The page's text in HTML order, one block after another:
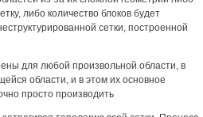
либо количество блоков будет
сетки, построенной
для любой произвольной области, в
области, и в этом их основное
просто производить